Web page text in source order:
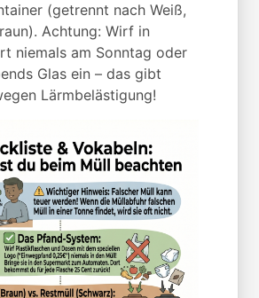
(getrennt nach Weiß,
Achtung: Wirf in
niemals am Sonntag oder
Glas ein – das gibt
Lärmbelästigung!